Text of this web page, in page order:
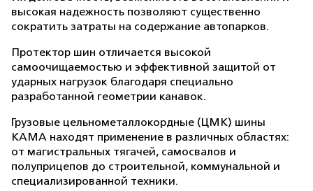
высокая надежность позволяют существенно
сократить затраты на содержание автопарков.
Протектор шин отличается высокой
самоочищаемостью и эффективной защитой от
ударных нагрузок благодаря специально
разработанной геометрии канавок.
Грузовые цельнометаллокордные (ЦМК) шины
КАМА находят применение в различных областях:
от магистральных тягачей, самосвалов и
полуприцепов до строительной, коммунальной и
специализированной техники.